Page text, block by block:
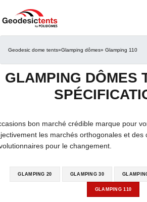
Geodesic dome tents»Glamping dômes» Glamping 110
GLAMPING DÔMES
bon marché crédible marque pour
les marchés orthogonales et des
pour le changement.
GLAMPING 20 GLAMPING 30
GLAMPING 110